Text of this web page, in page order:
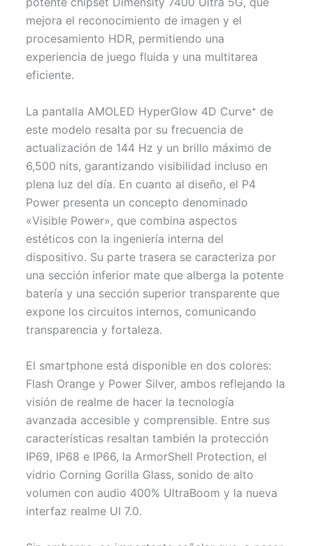
mejora el reconocimiento de imagen y el
procesamiento HDR, permitiendo una
experiencia de juego fluida y una multitarea
eficiente.
La pantalla AMOLED HyperGlow 4D Curve⁺ de
este modelo resalta por su frecuencia de
actualización de 144 Hz y un brillo máximo de
6,500 nits, garantizando visibilidad incluso en
plena luz del día. En cuanto al diseño, el P4
Power presenta un concepto denominado
«Visible Power», que combina aspectos
estéticos con la ingeniería interna del
dispositivo. Su parte trasera se caracteriza por
una sección inferior mate que alberga la potente
batería y una sección superior transparente que
expone los circuitos internos, comunicando
transparencia y fortaleza.
El smartphone está disponible en dos colores:
Flash Orange y Power Silver, ambos reflejando la
visión de realme de hacer la tecnología
avanzada accesible y comprensible. Entre sus
características resaltan también la protección
IP69, IP68 e IP66, la ArmorShell Protection, el
vidrio Corning Gorilla Glass, sonido de alto
volumen con audio 400% UltraBoom y la nueva
interfaz realme UI 7.0.